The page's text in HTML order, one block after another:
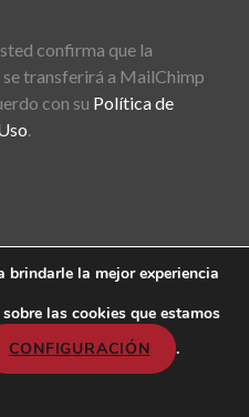
confirma que la
transferirá a MailChimp
con su Política de
.
2015-2017.
George W. Bush, Harken
5th version; 1999".
brindarle la mejor experiencia
las cookies que estamos
CONFIGURACIÓN .